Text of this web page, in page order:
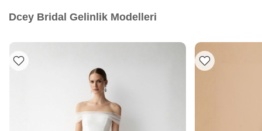
Dcey Bridal Gelinlik Modelleri